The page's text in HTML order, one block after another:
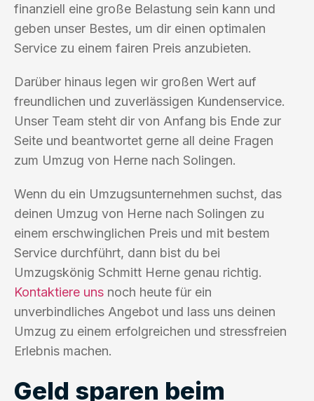
finanziell eine große Belastung sein kann und
geben unser Bestes, um dir einen optimalen
Service zu einem fairen Preis anzubieten.
Darüber hinaus legen wir großen Wert auf
freundlichen und zuverlässigen Kundenservice.
Unser Team steht dir von Anfang bis Ende zur
Seite und beantwortet gerne all deine Fragen
zum Umzug von Herne nach Solingen.
Wenn du ein Umzugsunternehmen suchst, das
deinen Umzug von Herne nach Solingen zu
einem erschwinglichen Preis und mit bestem
Service durchführt, dann bist du bei
Umzugskönig Schmitt Herne genau richtig.
Kontaktiere uns noch heute für ein
unverbindliches Angebot und lass uns deinen
Umzug zu einem erfolgreichen und stressfreien
Erlebnis machen.
Geld sparen beim